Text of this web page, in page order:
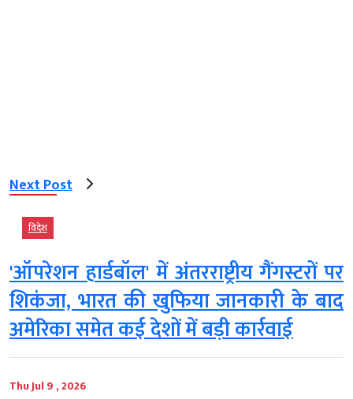
Next Post
विदेश
'ऑपरेशन हार्डबॉल' में अंतरराष्ट्रीय गैंगस्टरों पर
शिकंजा, भारत की खुफिया जानकारी के बाद
अमेरिका समेत कई देशों में बड़ी कार्रवाई
Thu Jul 9 , 2026